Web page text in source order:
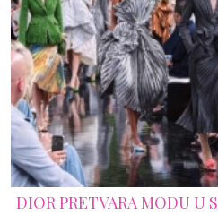
DIOR PRETVARA MODU U